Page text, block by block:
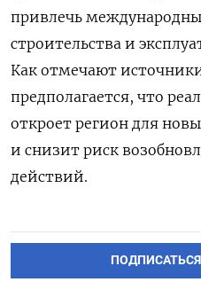
привлечь
строительства и
Как отмечают
предполагается, что
откроет регион для
и снизит риск
действий.